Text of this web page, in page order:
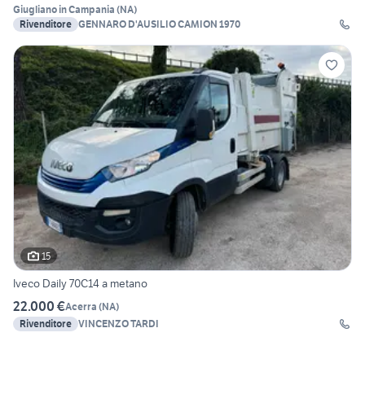
Giugliano in Campania (NA)
Rivenditore GENNARO D'AUSILIO CAMION 1970
15
Iveco Daily 70C14 a metano
22.000 €Acerra (NA)
Rivenditore VINCENZO TARDI